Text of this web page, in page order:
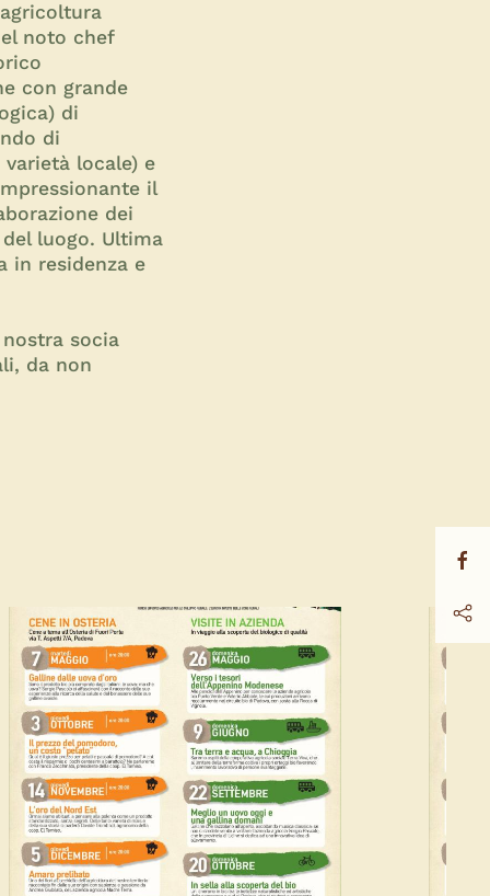
noto chef
con grande
di
di
locale) e
il
dei
luogo. Ultima
in residenza e
socia
da non